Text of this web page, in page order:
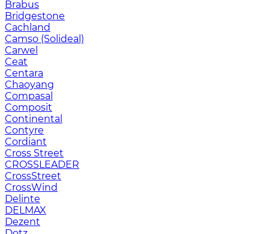
Brabus
Bridgestone
Cachland
Camso (Solideal)
Carwel
Ceat
Centara
Chaoyang
Compasal
Composit
Continental
Contyre
Cordiant
Cross Street
CROSSLEADER
CrossStreet
CrossWind
Delinte
DELMAX
Dezent